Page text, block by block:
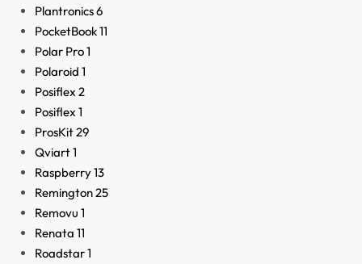
Plantronics6
PocketBook11
Polar Pro1
Polaroid 1
Posiflex 2
Posiflex 1
ProsKit29
Qviart1
Raspberry13
Remington25
Removu 1
Renata 11
Roadstar1